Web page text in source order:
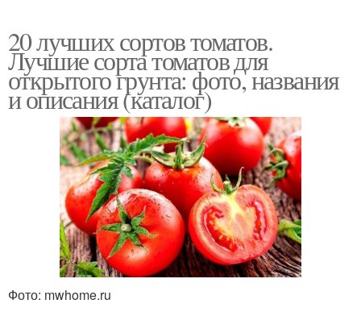
20 лучших сортов томатов.
Лучшие сорта томатов для
открытого грунта: фото, названия
и описания (каталог)
Фото: mwhome.ru